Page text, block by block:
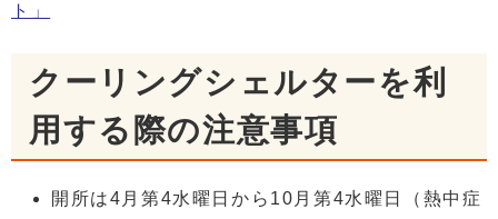
ト」
クーリングシェルターを利
用する際の注意事項
開所は4月第4水曜日から10月第4水曜日（熱中症